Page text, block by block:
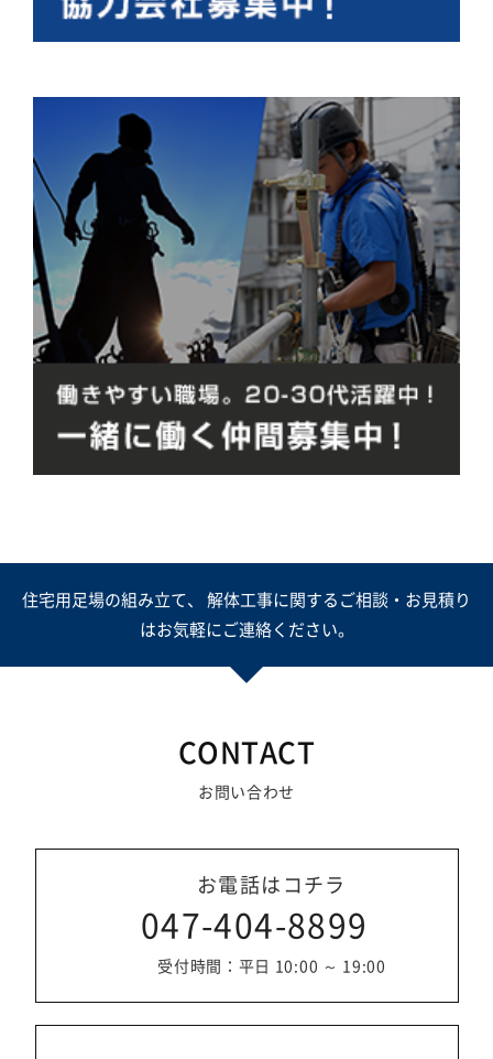
住宅用足場の組み立て、 解体工事に関するご相談・お見積り
はお気軽にご連絡ください。
CONTACT
お問い合わせ
お電話はコチラ
047-404-8899
受付時間：平日 10:00 ～ 19:00